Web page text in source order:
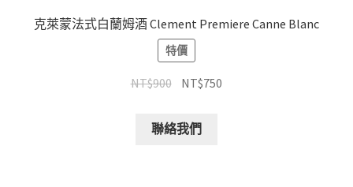
克萊蒙法式白蘭姆酒 Clement Premiere Canne Blanc
特價
NT$900 NT$750
聯絡我們